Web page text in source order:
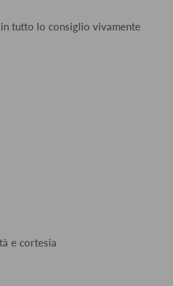
tutto lo consiglio vivamente
e cortesia